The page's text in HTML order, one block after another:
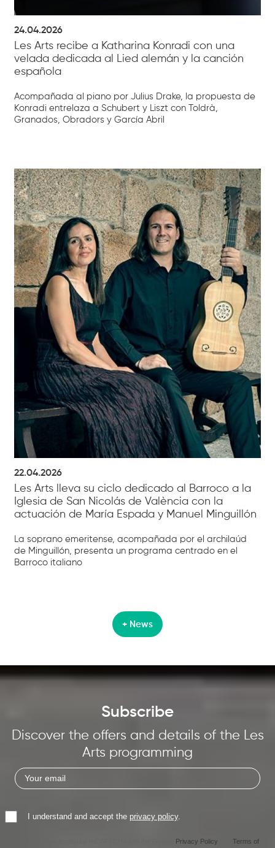
24.04.2026
Les Arts recibe a Katharina Konradi con una
velada dedicada al Lied alemán y la canción
española
Acompañada al piano por Julius Drake, la propuesta de
Konradi entrelaza a Schubert y Liszt con Toldrà,
Granados, Obradors y García Abril
22.04.2026
Les Arts lleva su ciclo dedicado al Barroco a la
Iglesia de San Nicolás de València con la
actuación de María Espada y Manuel Minguillón
La soprano emeritense, acompañada por el archilaúd
de Minguillón, presenta un programa centrado en el
Barroco italiano
+ News
Subscribe
Discover the offers and details of the Les
Arts programming
I understand and accept the privacy policy.
Privacy Policy Terms of